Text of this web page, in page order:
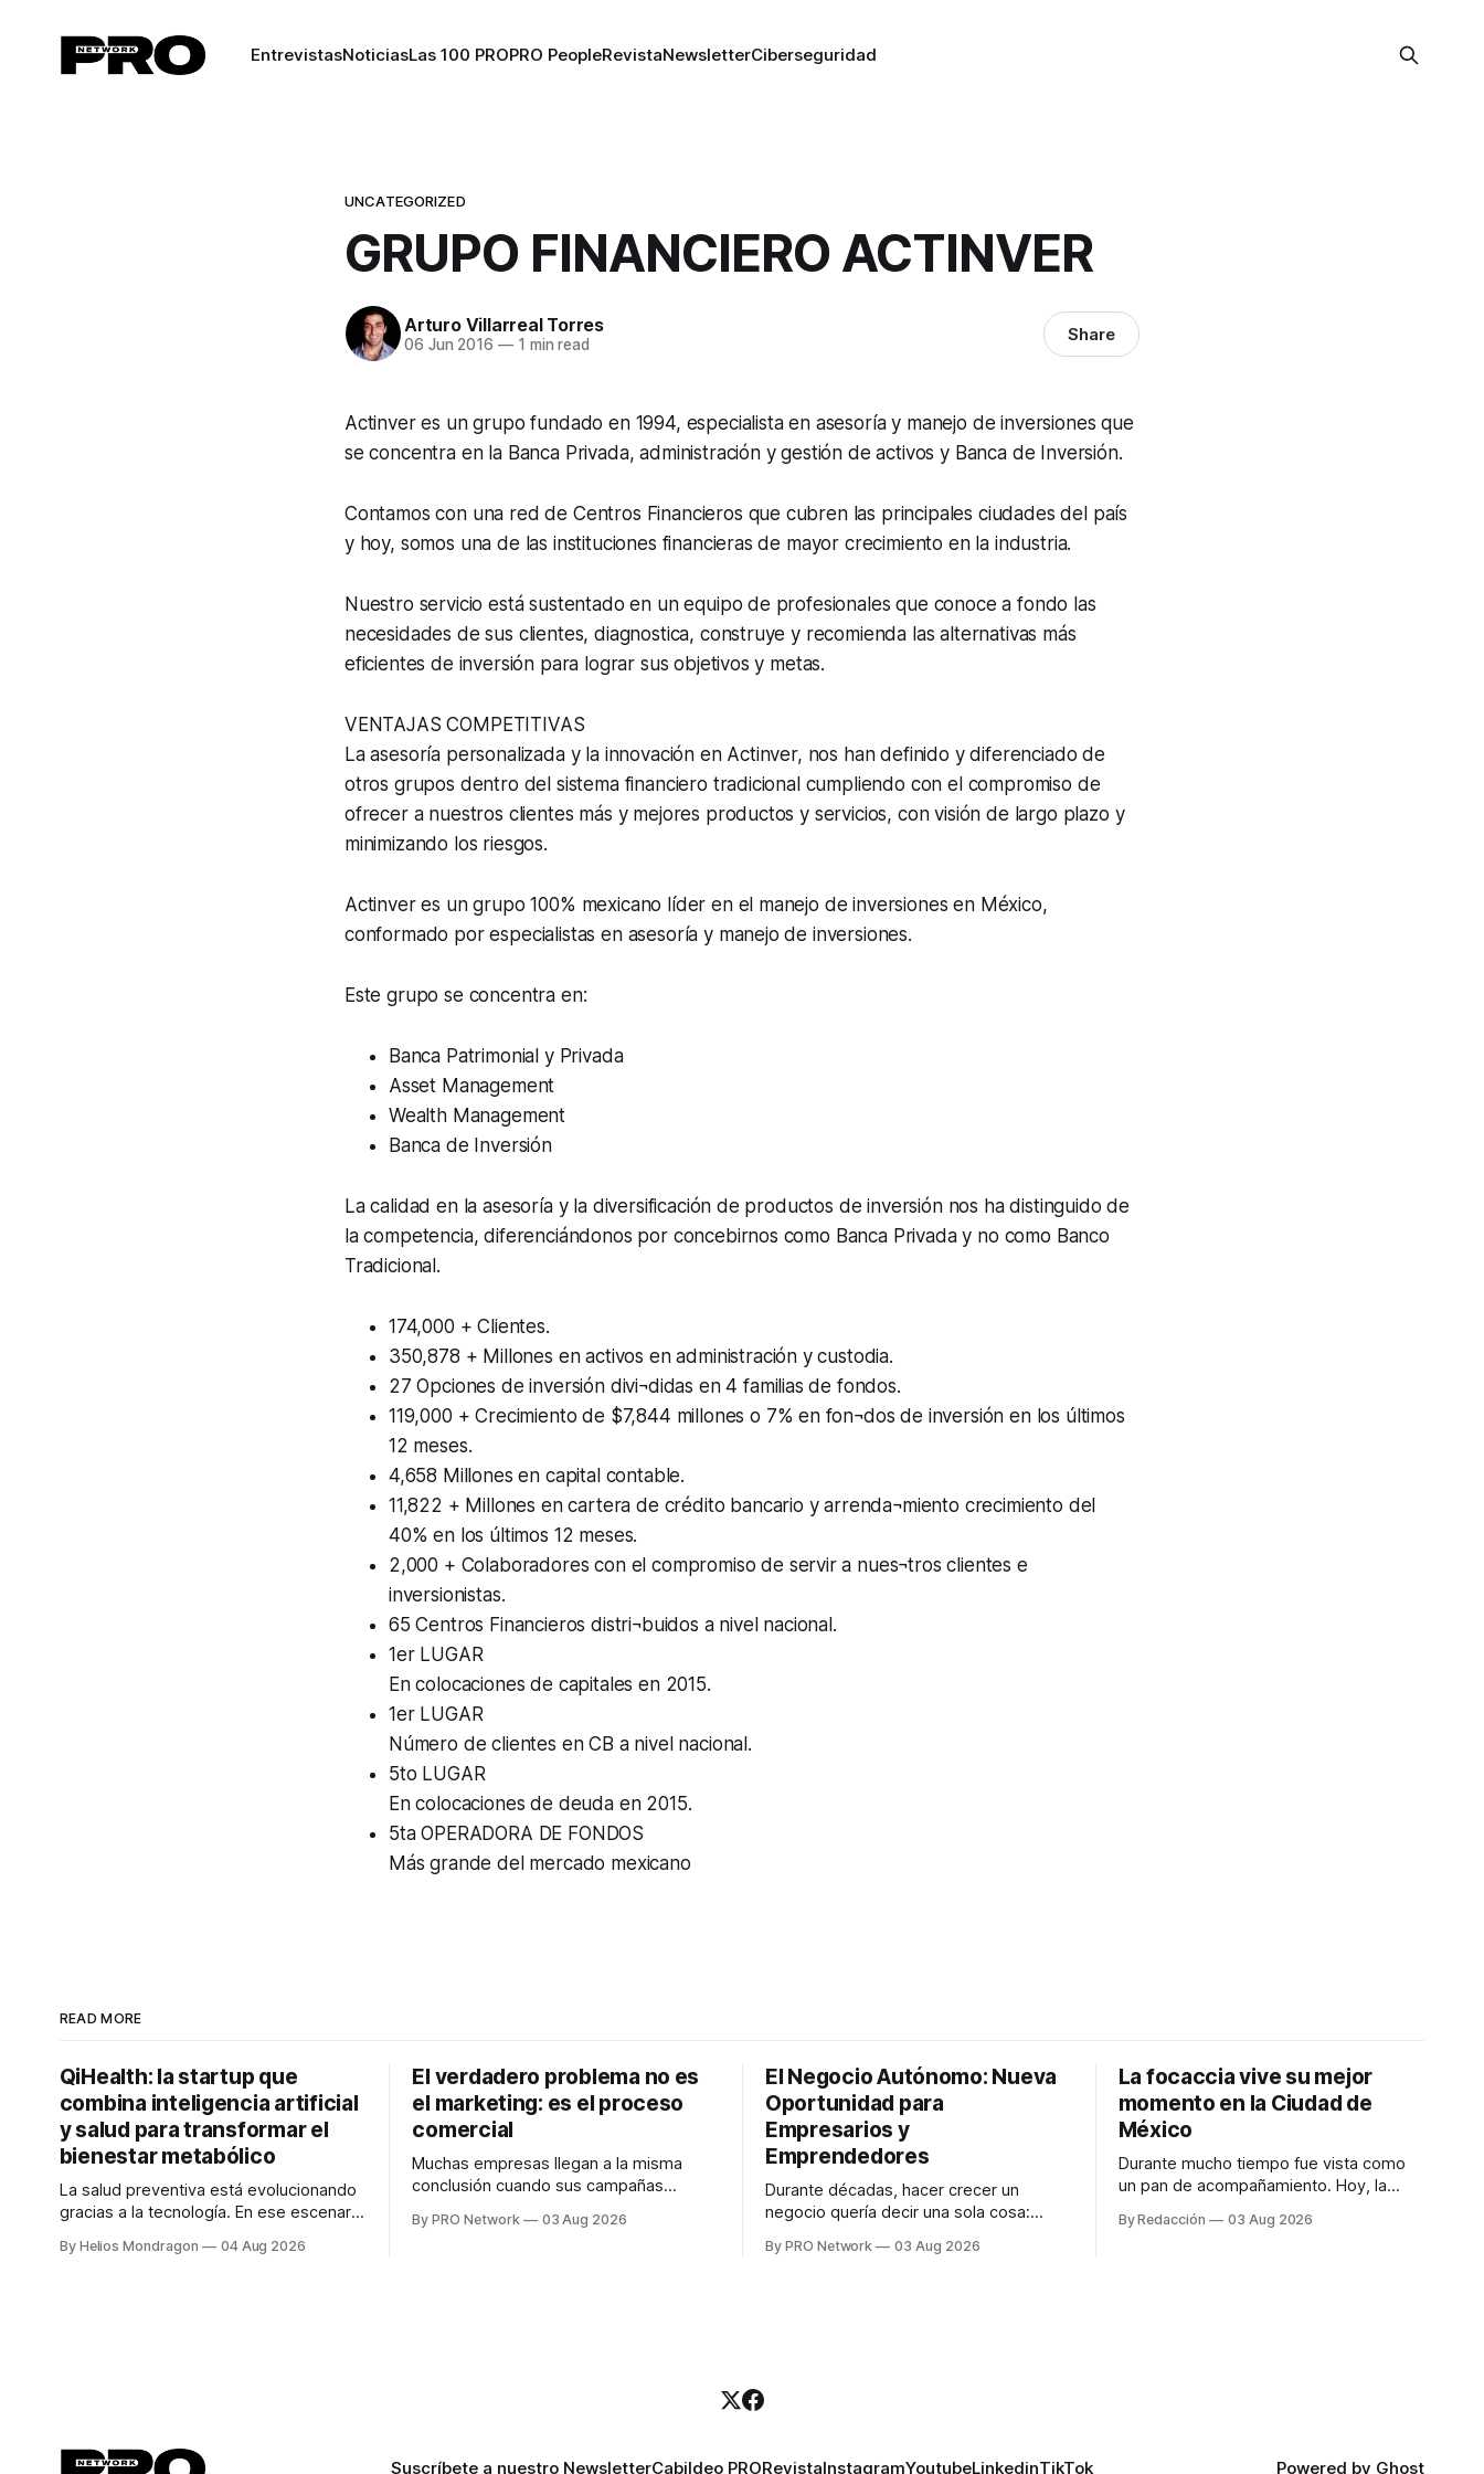
EntrevistasNoticiasLas 100 PROPRO PeopleRevistaNewsletterCiberseguridad
UNCATEGORIZED
GRUPO FINANCIERO ACTINVER
Arturo Villarreal Torres
06 Jun 2016 —1 min read Share
Actinver es un grupo fundado en 1994, especialista en asesoría y manejo de inversiones que
se concentra en la Banca Privada, administración y gestión de activos y Banca de Inversión.
Contamos con una red de Centros Financieros que cubren las principales ciudades del país
y hoy, somos una de las instituciones financieras de mayor crecimiento en la industria.
Nuestro servicio está sustentado en un equipo de profesionales que conoce a fondo las
necesidades de sus clientes, diagnostica, construye y recomienda las alternativas más
eficientes de inversión para lograr sus objetivos y metas.
VENTAJAS COMPETITIVAS
La asesoría personalizada y la innovación en Actinver, nos han definido y diferenciado de
otros grupos dentro del sistema financiero tradicional cumpliendo con el compromiso de
ofrecer a nuestros clientes más y mejores productos y servicios, con visión de largo plazo y
minimizando los riesgos.
Actinver es un grupo 100% mexicano líder en el manejo de inversiones en México,
conformado por especialistas en asesoría y manejo de inversiones.
Este grupo se concentra en:
Banca Patrimonial y Privada
Asset Management
Wealth Management
Banca de Inversión
La calidad en la asesoría y la diversificación de productos de inversión nos ha distinguido de
la competencia, diferenciándonos por concebirnos como Banca Privada y no como Banco
Tradicional.
174,000 + Clientes.
350,878 + Millones en activos en administración y custodia.
27 Opciones de inversión divi¬didas en 4 familias de fondos.
119,000 + Crecimiento de $7,844 millones o 7% en fon¬dos de inversión en los últimos
12 meses.
4,658 Millones en capital contable.
11,822 + Millones en cartera de crédito bancario y arrenda¬miento crecimiento del
40% en los últimos 12 meses.
2,000 + Colaboradores con el compromiso de servir a nues¬tros clientes e
inversionistas.
65 Centros Financieros distri¬buidos a nivel nacional.
1er LUGAR
En colocaciones de capitales en 2015.
1er LUGAR
Número de clientes en CB a nivel nacional.
5to LUGAR
En colocaciones de deuda en 2015.
5ta OPERADORA DE FONDOS
Más grande del mercado mexicano
READ MORE
QiHealth: la startup que
combina inteligencia artificial
y salud para transformar el
bienestar metabólico
La salud preventiva está evolucionando
gracias a la tecnología. En ese escenario
desarrolla un ecosistema digital capaz
By Helios Mondragon 04 Aug 2026
El verdadero problema no es
el marketing: es el proceso
comercial
Muchas empresas llegan a la misma
conclusión cuando sus campañas
marketing no funciona". Sin embargo,
By PRO Network 03 Aug 2026
El Negocio Autónomo: Nueva
Oportunidad para
Empresarios y
Emprendedores
Durante décadas, hacer crecer un
negocio quería decir una sola cosa:
anuncios, un especialista en marketing
By PRO Network 03 Aug 2026
La focaccia vive su mejor
momento en la Ciudad de
México
Durante mucho tiempo fue vista como
un pan de acompañamiento. Hoy, la
platillos favoritos de quienes buscan
By Redacción 03 Aug 2026
Suscríbete a nuestro NewsletterCabildeo PRORevistaInstagramYoutubeLinkedinTikTok Powered by Ghost